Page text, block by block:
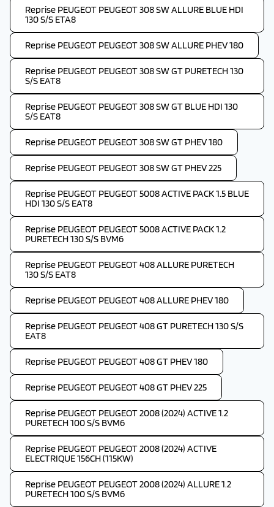
Reprise PEUGEOT PEUGEOT 308 SW ALLURE BLUE HDI
130 S/S ETA8
Reprise PEUGEOT PEUGEOT 308 SW ALLURE PHEV 180
Reprise PEUGEOT PEUGEOT 308 SW GT PURETECH 130
S/S EAT8
Reprise PEUGEOT PEUGEOT 308 SW GT BLUE HDI 130
S/S EAT8
Reprise PEUGEOT PEUGEOT 308 SW GT PHEV 180
Reprise PEUGEOT PEUGEOT 308 SW GT PHEV 225
Reprise PEUGEOT PEUGEOT 5008 ACTIVE PACK 1.5 BLUE
HDI 130 S/S EAT8
Reprise PEUGEOT PEUGEOT 5008 ACTIVE PACK 1.2
PURETECH 130 S/S BVM6
Reprise PEUGEOT PEUGEOT 408 ALLURE PURETECH
130 S/S EAT8
Reprise PEUGEOT PEUGEOT 408 ALLURE PHEV 180
Reprise PEUGEOT PEUGEOT 408 GT PURETECH 130 S/S
EAT8
Reprise PEUGEOT PEUGEOT 408 GT PHEV 180
Reprise PEUGEOT PEUGEOT 408 GT PHEV 225
Reprise PEUGEOT PEUGEOT 2008 (2024) ACTIVE 1.2
PURETECH 100 S/S BVM6
Reprise PEUGEOT PEUGEOT 2008 (2024) ACTIVE
ELECTRIQUE 156CH (115KW)
Reprise PEUGEOT PEUGEOT 2008 (2024) ALLURE 1.2
PURETECH 100 S/S BVM6